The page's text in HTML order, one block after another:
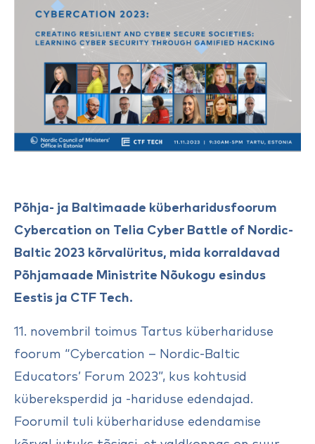
Põhja- ja Baltimaade küberharidusfoorum
Cybercation on Telia Cyber Battle of Nordic-
Baltic 2023 kõrvalüritus, mida korraldavad
Põhjamaade Ministrite Nõukogu esindus
Eestis ja CTF Tech.
11. novembril toimus Tartus küberhariduse
foorum “Cybercation – Nordic-Baltic
Educators’ Forum 2023”, kus kohtusid
kübereksperdid ja -hariduse edendajad.
Foorumil tuli küberhariduse edendamise